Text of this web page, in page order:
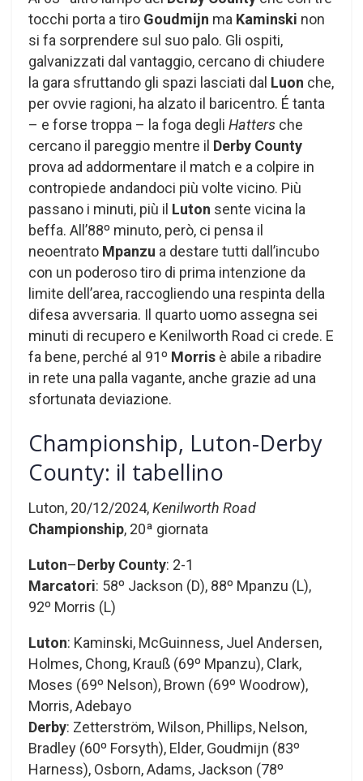
tocchi porta a tiro Goudmijn ma Kaminski non
si fa sorprendere sul suo palo. Gli ospiti,
galvanizzati dal vantaggio, cercano di chiudere
la gara sfruttando gli spazi lasciati dal Luon che,
per ovvie ragioni, ha alzato il baricentro. É tanta
– e forse troppa – la foga degli Hatters che
cercano il pareggio mentre il Derby County
prova ad addormentare il match e a colpire in
contropiede andandoci più volte vicino. Più
passano i minuti, più il Luton sente vicina la
beffa. All’88º minuto, però, ci pensa il
neoentrato Mpanzu a destare tutti dall’incubo
con un poderoso tiro di prima intenzione da
limite dell’area, raccogliendo una respinta della
difesa avversaria. Il quarto uomo assegna sei
minuti di recupero e Kenilworth Road ci crede. E
fa bene, perché al 91º Morris è abile a ribadire
in rete una palla vagante, anche grazie ad una
sfortunata deviazione.
Championship, Luton-Derby
County: il tabellino
Luton, 20/12/2024,Kenilworth Road
Championship, 20ª giornata
Luton–Derby County: 2-1
Marcatori: 58º Jackson (D), 88º Mpanzu (L),
92º Morris (L)
Luton: Kaminski, McGuinness, Juel Andersen,
Holmes, Chong, Krauß (69º Mpanzu), Clark,
Moses (69º Nelson), Brown (69º Woodrow),
Morris, Adebayo
Derby: Zetterström, Wilson, Phillips, Nelson,
Bradley (60º Forsyth), Elder, Goudmijn (83º
Harness), Osborn, Adams, Jackson (78º